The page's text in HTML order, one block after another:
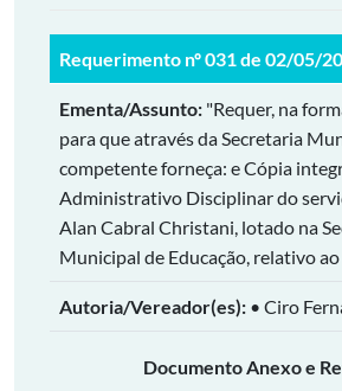
Requerimento nº 031 de 02/05/
Ementa/Assunto: "Requer, na
para que através da Secretaria
competente forneça: e Cópia
Administrativo Disciplinar do
Alan Cabral Christani, lotado na
Municipal de Educação, relativo
Autoria/Vereador(es): • Ciro
Documento Anexo e